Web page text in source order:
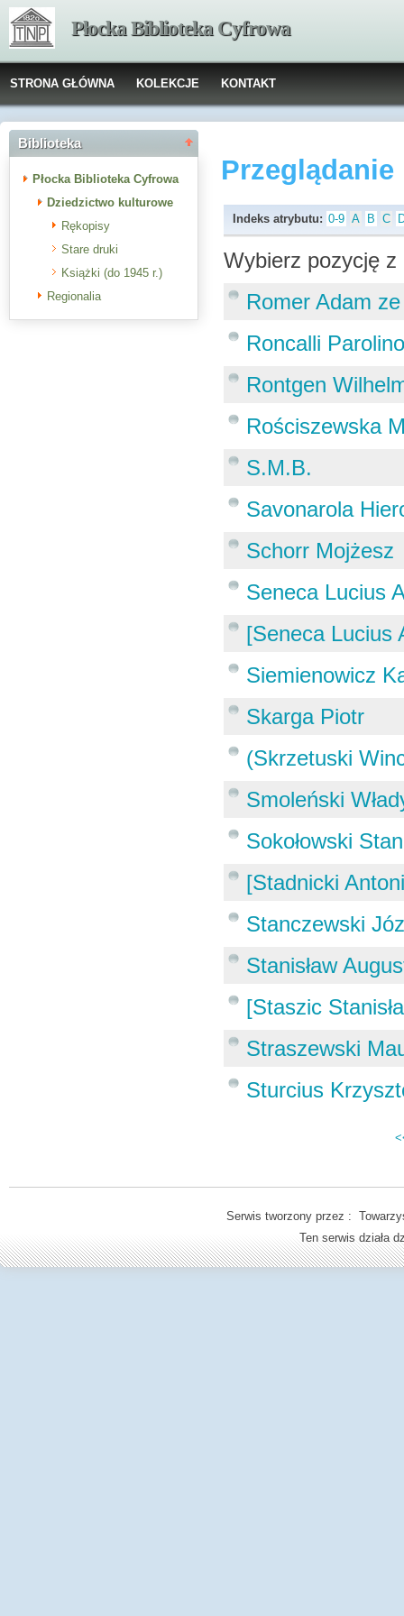
Płocka Biblioteka Cyfrowa
STRONA GŁÓWNA KOLEKCJE KONTAKT
Biblioteka
Płocka Biblioteka Cyfrowa
Dziedzictwo kulturowe
Rękopisy
Stare druki
Książki (do 1945 r.)
Regionalia
Indeks atrybutu: 0-9 A B C
Wybierz pozycję
Romer Adam
Roncalli
Rontgen
Rościszewska
S.M.B.
Savonarola
Schorr Mojżesz
Seneca Lucius
[Seneca Lucius
Siemienowicz
Skarga Piotr
(Skrzetuski
Smoleński
Sokołowski
[Stadnicki
Stanczewski
Stanisław
[Staszic
Straszewski
Sturcius
Serwis tworzony przez :
Ten serwis działa